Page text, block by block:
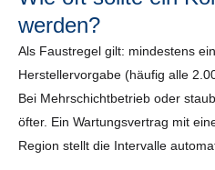
werden?
Als Faustregel gilt: mindestens
Herstellervorgabe (häufig alle
Bei Mehrschichtbetrieb oder
öfter. Ein Wartungsvertrag mit
Region stellt die Intervalle